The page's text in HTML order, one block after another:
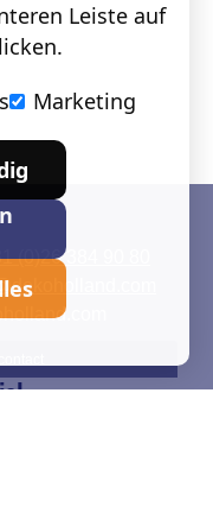
(0)26 384 90 80
Leiste auf
Marketing